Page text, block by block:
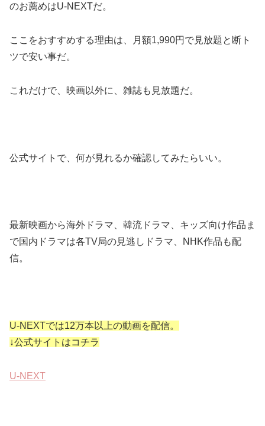
のお薦めはU-NEXTだ。
ここをおすすめする理由は、月額1,990円で見放題と断ト
ツで安い事だ。
これだけで、映画以外に、雑誌も見放題だ。
公式サイトで、何が見れるか確認してみたらいい。
最新映画から海外ドラマ、韓流ドラマ、キッズ向け作品ま
で国内ドラマは各TV局の見逃しドラマ、NHK作品も配
信。
U-NEXTでは12万本以上の動画を配信。
↓公式サイトはコチラ
U-NEXT